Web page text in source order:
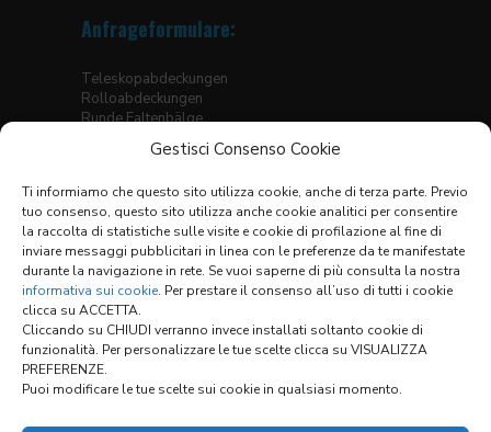
Gestisci Consenso Cookie
Ti informiamo che questo sito utilizza cookie, anche di terza parte. Previo
tuo consenso, questo sito utilizza anche cookie analitici per consentire
la raccolta di statistiche sulle visite e cookie di profilazione al fine di
inviare messaggi pubblicitari in linea con le preferenze da te manifestate
durante la navigazione in rete. Se vuoi saperne di più consulta la nostra
informativa sui cookie. Per prestare il consenso all’uso di tutti i cookie
clicca su ACCETTA.
Cliccando su CHIUDI verranno invece installati soltanto cookie di
funzionalità. Per personalizzare le tue scelte clicca su VISUALIZZA
PREFERENZE.
Puoi modificare le tue scelte sui cookie in qualsiasi momento.
Anfrageformulare:
Teleskopabdeckungen
Rolloabdeckungen
Runde Faltenbälge
Eckige Faltenbälge, genäht
Faltenbälge für Hubtische
Faltenbälge
X-Y Abdeckungssysteme
Materialtabelle
Allgemeine Verkaufsbedingungen
Links: